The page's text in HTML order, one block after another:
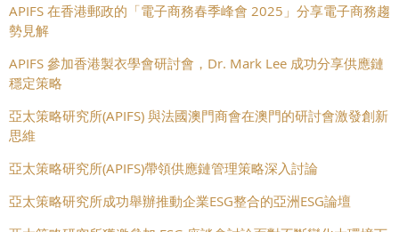
APIFS 在香港郵政的「電子商務春季峰會 2025」分享電子商務趨
勢見解
APIFS 參加香港製衣學會研討會，Dr. Mark Lee 成功分享供應鏈
穩定策略
亞太策略研究所(APIFS) 與法國澳門商會在澳門的研討會激發創新
思維
亞太策略研究所(APIFS)帶領供應鏈管理策略深入討論
亞太策略研究所成功舉辦推動企業ESG整合的亞洲ESG論壇